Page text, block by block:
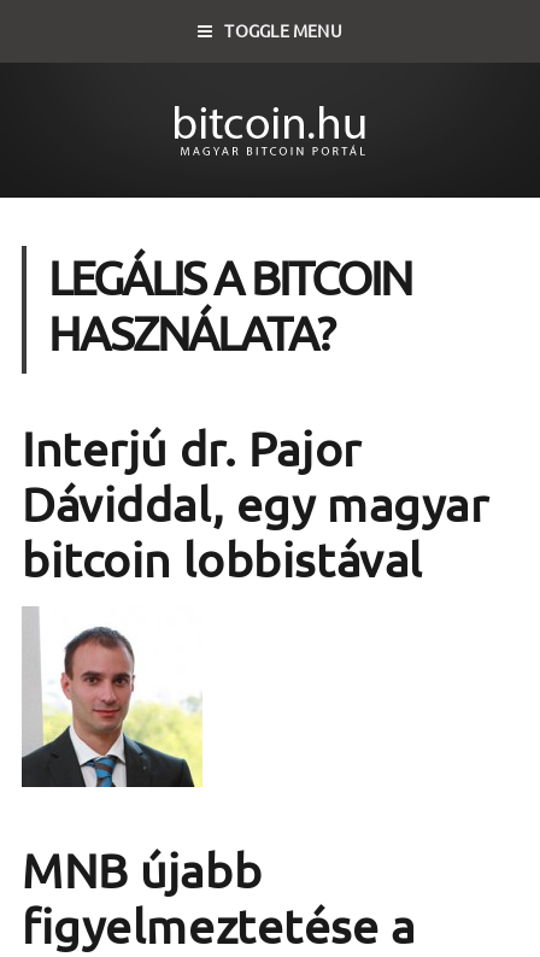
TOGGLE MENU
LEGÁLIS A BITCOIN
HASZNÁLATA?
Interjú dr. Pajor
Dáviddal, egy magyar
bitcoin lobbistával
MNB újabb
figyelmeztetése a